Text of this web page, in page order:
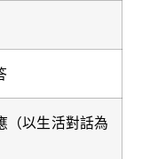
（以生活對話為